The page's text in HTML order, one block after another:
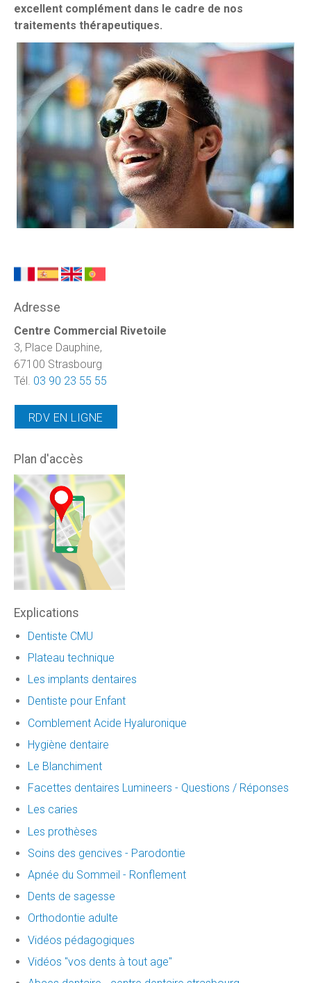
excellent complément dans le cadre de nos
traitements thérapeutiques.
Adresse
Centre Commercial Rivetoile
3, Place Dauphine,
67100 Strasbourg
Tél. 03 90 23 55 55
RDV EN LIGNE
Plan d'accès
Explications
Dentiste CMU
Plateau technique
Les implants dentaires
Dentiste pour Enfant
Comblement Acide Hyaluronique
Hygiène dentaire
Le Blanchiment
Facettes dentaires Lumineers - Questions / Réponses
Les caries
Les prothèses
Soins des gencives - Parodontie
Apnée du Sommeil - Ronflement
Dents de sagesse
Orthodontie adulte
Vidéos pédagogiques
Vidéos "vos dents à tout age"